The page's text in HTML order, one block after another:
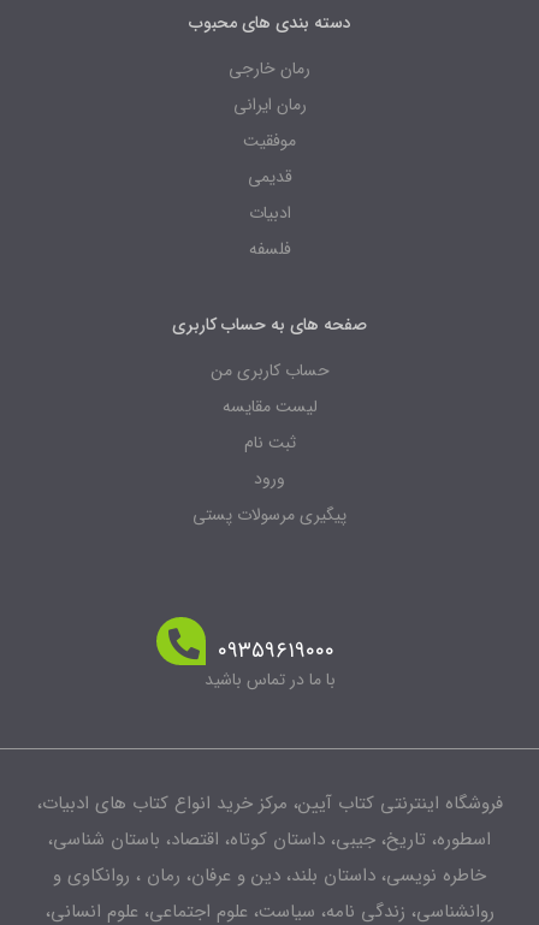
دسته بندی های محبوب
رمان خارجی
رمان ایرانی
موفقیت
قدیمی
ادبیات
فلسفه
صفحه های به حساب کاربری
حساب کاربری من
لیست مقایسه
ثبت نام
ورود
پیگیری مرسولات پستی
۰۹۳۵۹۶۱۹۰۰۰
با ما در تماس باشید
فروشگاه اینترنتی کتاب آیین، مرکز خرید انواع کتاب های ادبیات،
اسطوره، تاریخ، جیبی، داستان کوتاه، اقتصاد، باستان شناسی،
خاطره نویسی، داستان بلند، دین و عرفان، رمان ، روانکاوی و
روانشناسی، زندگی نامه، سیاست، علوم اجتماعی، علوم انسانی،